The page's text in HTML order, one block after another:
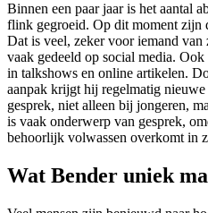
Binnen een paar jaar is het aantal
flink gegroeid. Op dit moment zijn
Dat is veel, zeker voor iemand
vaak gedeeld op social media.
in talkshows en online artikelen.
aanpak krijgt hij regelmatig
gesprek, niet alleen bij jongeren,
is vaak onderwerp van gesprek,
behoorlijk volwassen overkomt in
Wat Bender uniek